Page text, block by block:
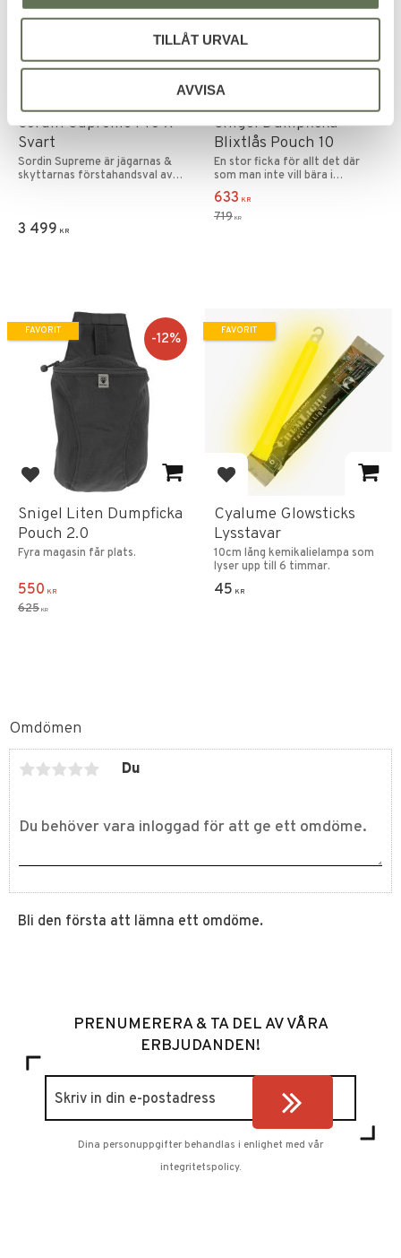
TILLÅT URVAL
AVVISA
Omdömen
Du
Bli den första att lämna ett omdöme.
Sordin Supreme Pro-X
Svart
Sordin Supreme är jägarnas &
skyttarnas förstahandsval av
3 499 KR
Lägg till i favoriter
Snigel Dumpficka
Blixtlås Pouch 10
En stor ficka för allt det där
som man inte vill bära i
händerna.
633 KR
719 KR
Lägg till i favoriter
Snigel Liten Dumpficka
Pouch 2.0
Fyra magasin får plats.
550 KR
625 KR
12%
FAVORIT
Lägg till i favoriter
Cyalume Glowsticks
Lysstavar
10cm lång kemikalielampa som
lyser upp till 6 timmar.
45 KR
FAVORIT
PRENUMERERA & TA DEL AV VÅRA
ERBJUDANDEN!
Dina personuppgifter behandlas i enlighet med vår
integritetspolicy.